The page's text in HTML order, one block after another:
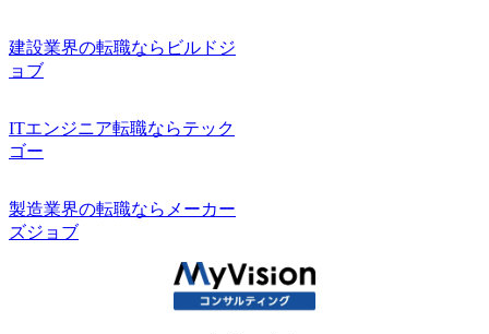
建設業界の転職ならビルドジ
ョブ
ITエンジニア転職ならテック
ゴー
製造業界の転職ならメーカー
ズジョブ